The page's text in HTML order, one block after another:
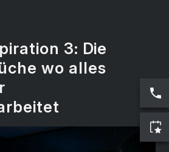
3: Die
wo alles